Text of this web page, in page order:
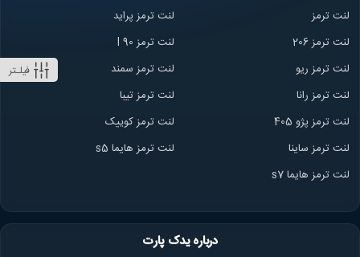
فیلـتر
لنت ترمز
لنت ترمز پراید
لنت ترمز 206
لنت ترمز l 90
لنت ترمز ریو
لنت ترمز سمند
لنت ترمز رانا
لنت ترمز تیبا
لنت ترمز پژو 405
لنت ترمز کوییک
لنت ترمز ساینا
لنت ترمز هایما s5
لنت ترمز هایما s7
درباره یدک پارت